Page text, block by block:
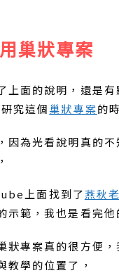
巢狀專案
上面的說明，還是有
究這個巢狀專案的
因為光看說明真的不
上面找到了燕秋
示範，我也是看完他
狀專案真的很方便，
教學的位置了，